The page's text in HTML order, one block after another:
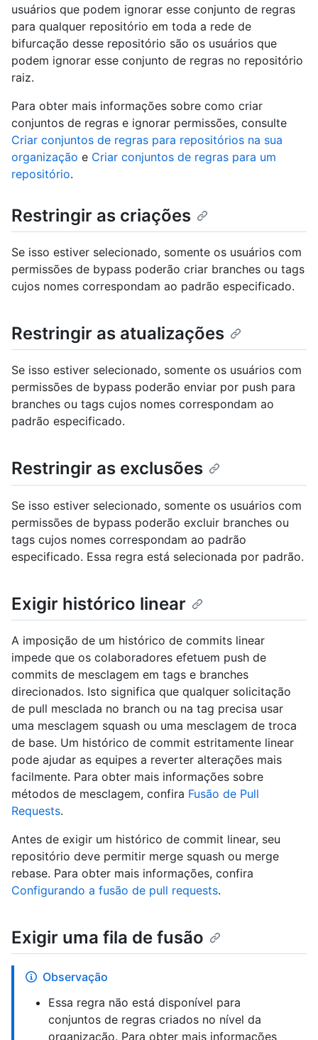
usuários que podem ignorar esse conjunto de regras
para qualquer repositório em toda a rede de
bifurcação desse repositório são os usuários que
podem ignorar esse conjunto de regras no repositório
raiz.
Para obter mais informações sobre como criar
conjuntos de regras e ignorar permissões, consulte
Criar conjuntos de regras para repositórios na sua
organização e Criar conjuntos de regras para um
repositório.
Restringir as criações
Se isso estiver selecionado, somente os usuários com
permissões de bypass poderão criar branches ou tags
cujos nomes correspondam ao padrão especificado.
Restringir as atualizações
Se isso estiver selecionado, somente os usuários com
permissões de bypass poderão enviar por push para
branches ou tags cujos nomes correspondam ao
padrão especificado.
Restringir as exclusões
Se isso estiver selecionado, somente os usuários com
permissões de bypass poderão excluir branches ou
tags cujos nomes correspondam ao padrão
especificado. Essa regra está selecionada por padrão.
Exigir histórico linear
A imposição de um histórico de commits linear
impede que os colaboradores efetuem push de
commits de mesclagem em tags e branches
direcionados. Isto significa que qualquer solicitação
de pull mesclada no branch ou na tag precisa usar
uma mesclagem squash ou uma mesclagem de troca
de base. Um histórico de commit estritamente linear
pode ajudar as equipes a reverter alterações mais
facilmente. Para obter mais informações sobre
métodos de mesclagem, confira Fusão de Pull
Requests.
Antes de exigir um histórico de commit linear, seu
repositório deve permitir merge squash ou merge
rebase. Para obter mais informações, confira
Configurando a fusão de pull requests.
Exigir uma fila de fusão
Observação
Essa regra não está disponível para
conjuntos de regras criados no nível da
organização. Para obter mais informações